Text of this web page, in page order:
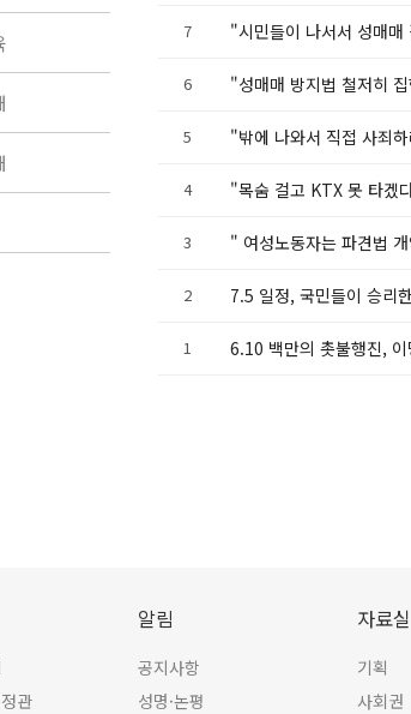
7 "시민들이 나서서 성매매
6 "성매매 방지법 철저히
5 "밖에 나와서 직접 사죄
4 "목숨 걸고 KTX 못 타겠
3 " 여성노동자는 파견법
2 7.5 일정, 국민들이 승리
1 6.10 백만의 촛불행진,
관
알림
공지사항
성명·논평
자료실
기획
사회권